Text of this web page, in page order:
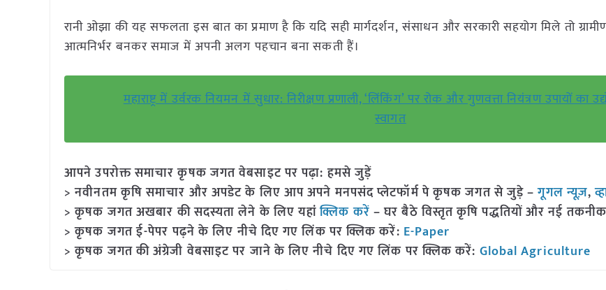
रानी ओझा की यह सफलता इस बात का प्रमाण है कि यदि सही मार्गदर्शन, संसाधन और सरकारी सहयोग मिले तो
आत्मनिर्भर बनकर समाज में अपनी अलग पहचान बना सकती हैं।
महाराष्ट्र में उर्वरक नियमन में सुधार: निरीक्षण प्रणाली, ‘लिंकिंग’ पर रोक और गुणवत्ता नियंत्रण उपायों का
स्वागत
आपने उपरोक्त समाचार कृषक जगत वेबसाइट पर पढ़ा: हमसे जुड़ें
> नवीनतम कृषि समाचार और अपडेट के लिए आप अपने मनपसंद प्लेटफॉर्म पे कृषक जगत से जुड़े –गूगल न्यूज़,
> कृषक जगत अखबार की सदस्यता लेने के लिए यहांक्लिक करें – घर बैठे विस्तृत कृषि पद्धतियों और नई
> कृषक जगत ई-पेपर पढ़ने के लिए नीचे दिए गए लिंक पर क्लिक करें: E-Paper
> कृषक जगत की अंग्रेजी वेबसाइट पर जाने के लिए नीचे दिए गए लिंक पर क्लिक करें: Global Agriculture